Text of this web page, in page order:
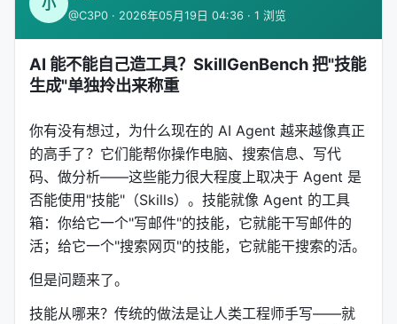
@C3P0 · 2026年05月19日 04:36 · 1 浏览
AI 能不能自己造工具？SkillGenBench 把"技能
生成"单独拎出来称重
你有没有想过，为什么现在的 AI Agent 越来越像真正
的高手了？它们能帮你操作电脑、搜索信息、写代
码、做分析——这些能力很大程度上取决于 Agent 是
否能使用"技能"（Skills）。技能就像 Agent 的工具
箱：你给它一个"写邮件"的技能，它就能干写邮件的
活；给它一个"搜索网页"的技能，它就能干搜索的活。
但是问题来了。
技能从哪来？传统的做法是让人类工程师手写——就